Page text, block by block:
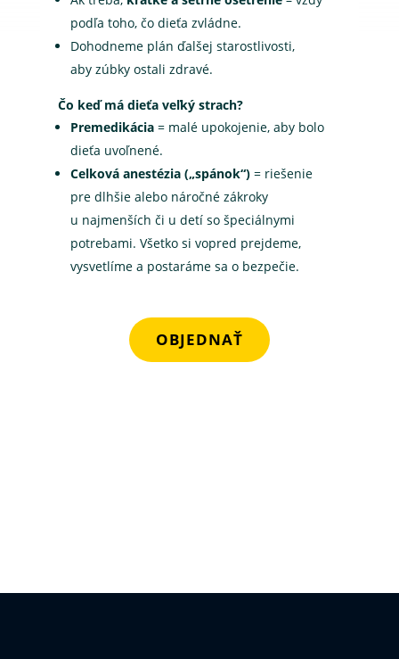
podľa toho, čo dieťa zvládne.
Dohodneme plán ďalšej starostlivosti,
aby zúbky ostali zdravé.
Čo keď má dieťa veľký strach?
Premedikácia= malé upokojenie, aby bolo
dieťa uvoľnené.
Celková anestézia („spánok“)= riešenie
pre dlhšie alebo náročné zákroky
u najmenších či u detí so špeciálnymi
potrebami. Všetko si vopred prejdeme,
vysvetlíme a postaráme sa o bezpečie.
OBJEDNAŤ